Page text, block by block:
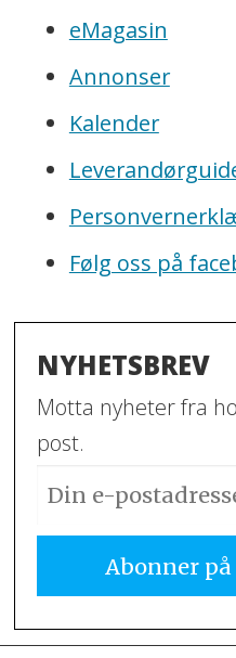
eMagasin
Annonser
Kalender
Følg oss på
NYHETSBREV
Motta nyheter fra
post.